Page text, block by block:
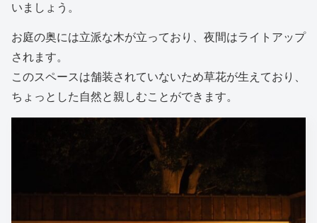
いましょう。
お庭の奥には立派な木が立っており、夜間はライトアップ
されます。
このスペースは舗装されていないため草花が生えており、
ちょっとした自然と親しむことができます。